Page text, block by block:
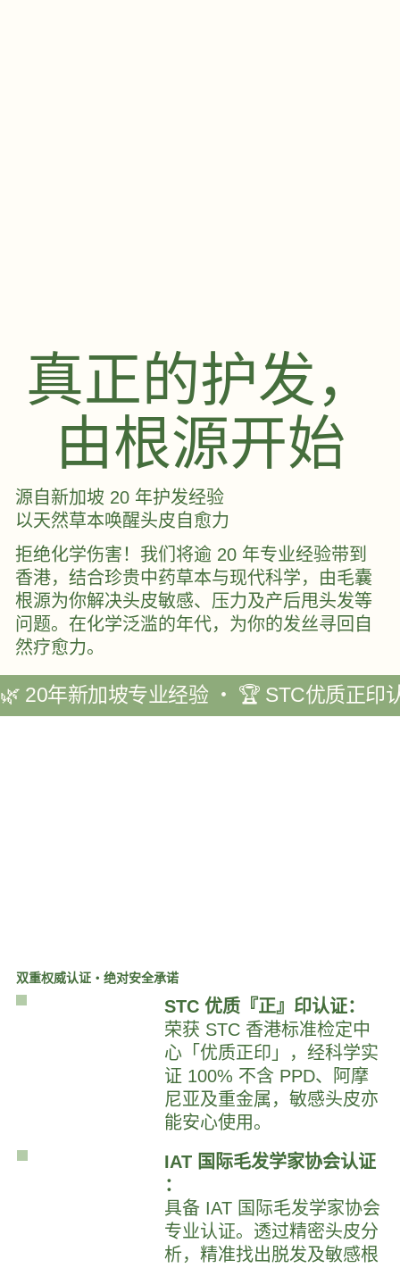
真正的护发，
由根源开始
源自新加坡 20 年护发经验
以天然草本唤醒头皮自愈力
拒绝化学伤害！我们将逾 20 年专业经验带到
香港，结合珍贵中药草本与现代科学，由毛囊
根源为你解决头皮敏感、压力及产后甩头发等
问题。在化学泛滥的年代，为你的发丝寻回自
然疗愈力。
双重权威认证・绝对安全承诺
STC 优质『正』印认证：
荣获 STC 香港标准检定中
心「优质正印」，经科学实
证 100% 不含 PPD、阿摩
尼亚及重金属，敏感头皮亦
能安心使用。
IAT 国际毛发学家协会认证
：
具备 IAT 国际毛发学家协会
专业认证。透过精密头皮分
析，精准找出脱发及敏感根